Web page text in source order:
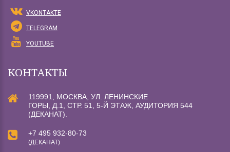
VKONTAKTE
TELEGRAM
YOUTUBE
КОНТАКТЫ
119991, МОСКВА, УЛ. ЛЕНИНСКИЕ
ГОРЫ, Д.1, СТР. 51, 5-Й ЭТАЖ, АУДИТОРИЯ 544
(ДЕКАНАТ).
+7 495 932-80-73
(ДЕКАНАТ)